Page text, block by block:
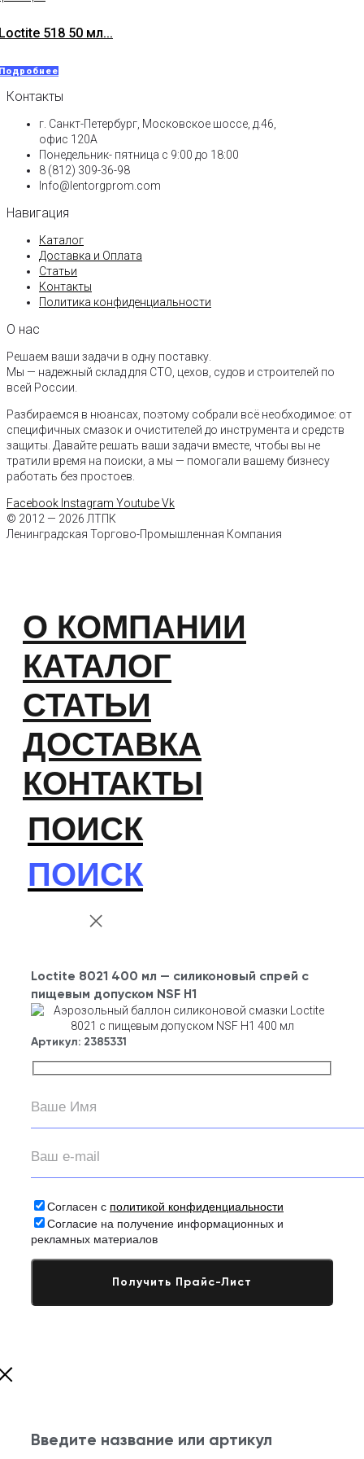
518 50 мл...
Контакты
г. Санкт-Петербург, Московское шоссе, д.46,
офис 120А
Понедельник- пятница с 9:00 до 18:00​
8 (812) 309-36-98
Info@lentorgprom.com
Навигация
Каталог
Доставка и Оплата
Статьи
Контакты
Политика конфиденциальности
О нас
Решаем ваши задачи в одну поставку.
Мы — надежный склад для СТО, цехов, судов и строителей по
всей России.
Разбираемся в нюансах, поэтому собрали всё необходимое: от
специфичных смазок и очистителей до инструмента и средств
защиты. Давайте решать ваши задачи вместе, чтобы вы не
тратили время на поиски, а мы — помогали вашему бизнесу
работать без простоев.
Facebook Instagram YoutubeVk
© 2012 — 2026 ЛТПК
Ленинградская Торгово-Промышленная Компания
О КОМПАНИИ
КАТАЛОГ
СТАТЬИ
ДОСТАВКА
КОНТАКТЫ
ПОИСК
ПОИСК
Loctite 8021 400 мл — силиконовый спрей с
пищевым допуском NSF H1
Артикул: 2385331
Согласен с политикой конфиденциальности
Согласие на получение информационных и
рекламных материалов
Введите название или артикул